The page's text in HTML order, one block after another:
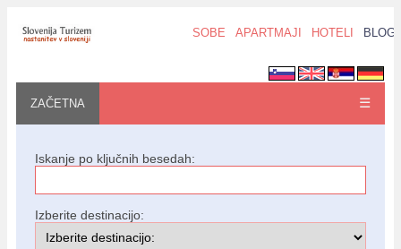
SOBE APARTMAJI HOTELI BLOG
ZAČETNA ☰
Iskanje po ključnih besedah:
Izberite destinacijo: